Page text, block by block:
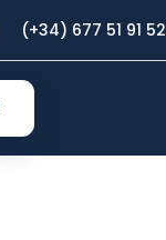
(+34) 677 51 91 52